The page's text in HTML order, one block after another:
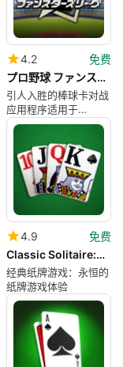
4.2
免费
プロ野球 ファンスターズリーグ
引人入胜的棒球卡对战
应用程序适用于
iPhone
4.9
免费
Classic Solitaire:Brain Games
经典纸牌游戏：永恒的
纸牌游戏体验